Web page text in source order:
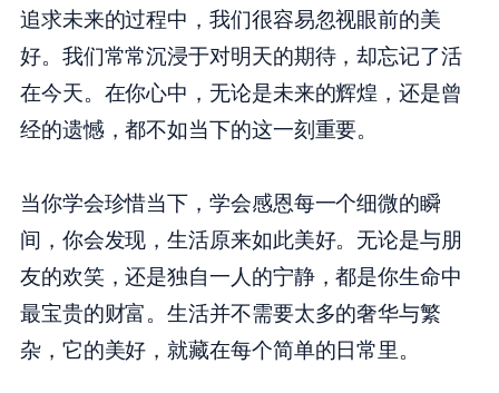
追求未来的过程中，我们很容易忽视眼前的美
好。我们常常沉浸于对明天的期待，却忘记了活
在今天。在你心中，无论是未来的辉煌，还是曾
经的遗憾，都不如当下的这一刻重要。
当你学会珍惜当下，学会感恩每一个细微的瞬
间，你会发现，生活原来如此美好。无论是与朋
友的欢笑，还是独自一人的宁静，都是你生命中
最宝贵的财富。生活并不需要太多的奢华与繁
杂，它的美好，就藏在每个简单的日常里。